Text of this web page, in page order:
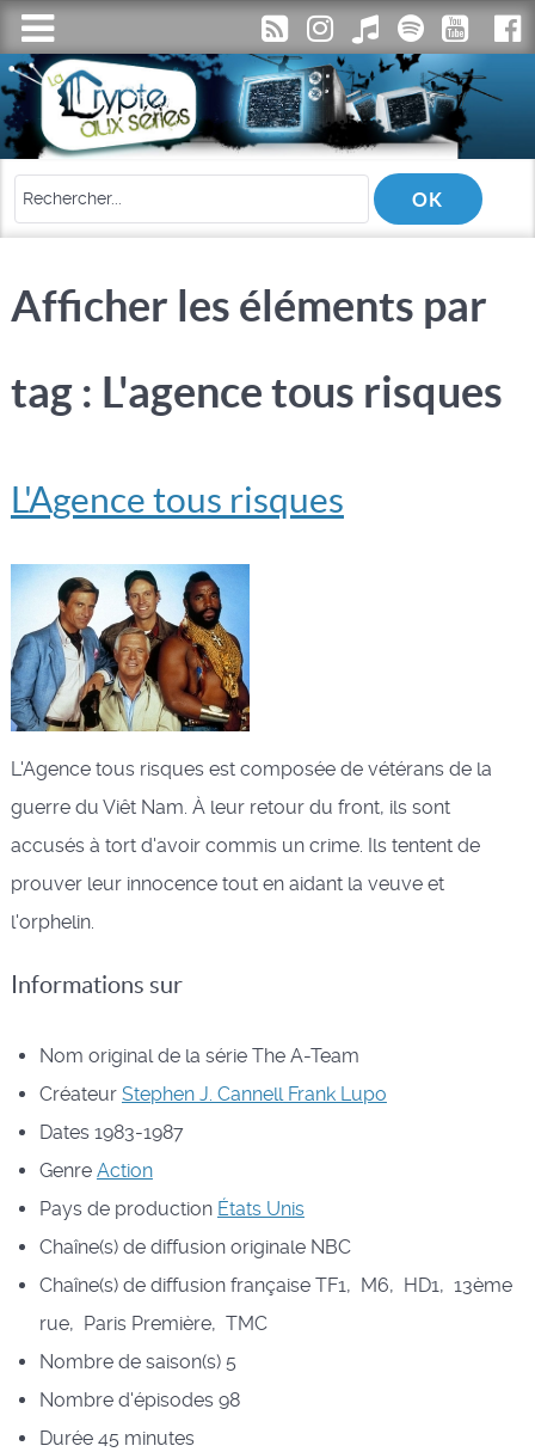
Afficher les éléments par
tag : L'agence tous risques
L'Agence tous risques
L'Agence tous risques est composée de vétérans de la
guerre du Viêt Nam. À leur retour du front, ils sont
accusés à tort d'avoir commis un crime. Ils tentent de
prouver leur innocence tout en aidant la veuve et
l'orphelin.
Informations sur
Nom original de la série The A-Team
Créateur Stephen J. CannellFrank Lupo
Dates 1983-1987
Genre Action
Pays de production États Unis
Chaîne(s) de diffusion originale NBC
Chaîne(s) de diffusion française TF1, M6, HD1, 13ème
rue, Paris Première, TMC
Nombre de saison(s) 5
Nombre d'épisodes 98
Durée 45 minutes